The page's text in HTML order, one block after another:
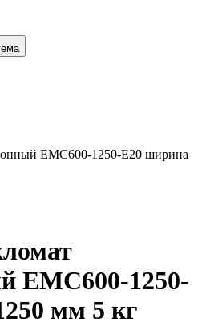
EMC600-1250-E20 ширина
EMC600-1250-
мм 5 кг